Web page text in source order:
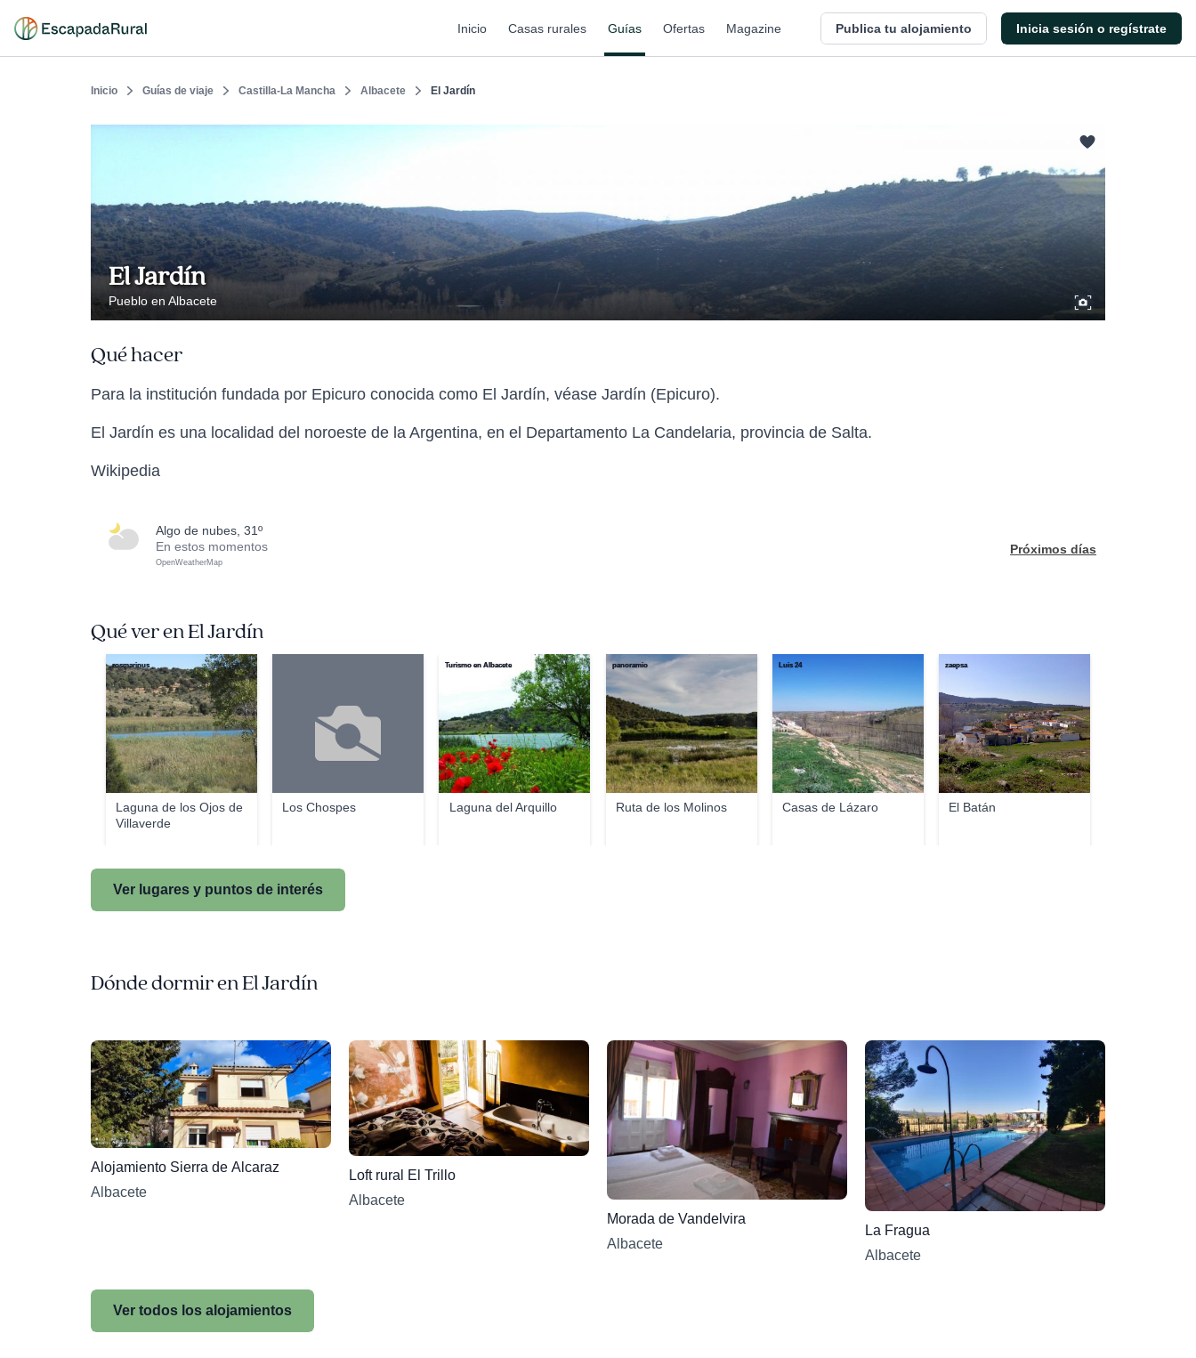
Inicio Casas rurales Guías Ofertas Magazine Publica tu alojamiento Inicia sesión o regístrate
Inicio Guías de viaje Castilla-La Mancha Albacete El Jardín
El Jardín
Pueblo en Albacete
Qué hacer
Para la institución fundada por Epicuro conocida como El Jardín, véase Jardín (Epicuro).
El Jardín es una localidad del noroeste de la Argentina, en el Departamento La Candelaria, provincia de Salta.
Wikipedia
algo de nubes, 31º
En estos momentos
OpenWeatherMap
Próximos días
Qué ver en El Jardín
Laguna de los Ojos de
Villaverde
rosmarinus
Los Chospes Laguna del Arquillo
Turismo en Albacete
Ruta de los Molinos
panoramio
Casas de Lázaro
Luis 24
El Batán
zaepsa
Ver lugares y puntos de interés
Dónde dormir en El Jardín
Alojamiento Sierra de Alcaraz
Albacete
Loft rural El Trillo
Albacete
Morada de Vandelvira
Albacete
La Fragua
Albacete
Ver todos los alojamientos